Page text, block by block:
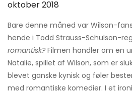
oktober 2018
Bare denne måned var Wilson-
hende i Todd Strauss-Schulson-
romantisk?Filmen handler om en
Natalie, spillet af Wilson, som er
blevet ganske kynisk og føler
med romantiske komedier. I et